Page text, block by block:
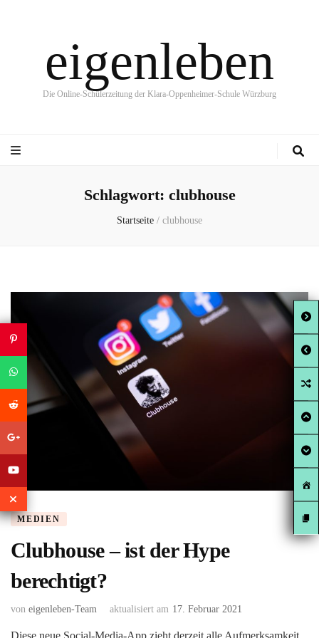
eigenleben
Die Online-Schülerzeitung der Klara-Oppenheimer-Schule Würzburg
Schlagwort: clubhouse
Startseite / clubhouse
MEDIEN
Clubhouse – ist der Hype
berechtigt?
von eigenleben-Team aktualisiert am 17. Februar 2021
Diese neue Social-Media-App zieht derzeit alle Aufmerksamkeit